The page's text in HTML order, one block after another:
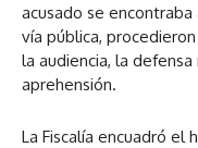
acusado se
vía pública,
la audiencia, la
aprehensión.
La Fiscalía encuadró el